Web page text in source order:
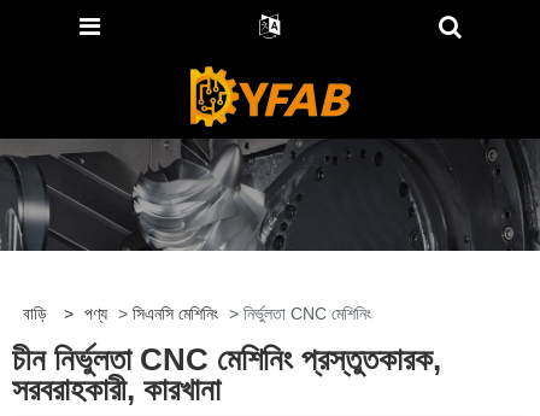
বাড়ি > পণ্য > সিএনসি মেশিনিং > নির্ভুলতা CNC মেশিনিং
চীন নির্ভুলতা CNC মেশিনিং প্রস্তুতকারক,
সরবরাহকারী, কারখানা